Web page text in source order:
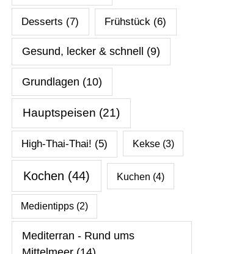
Desserts (7) Frühstück (6)
Gesund, lecker & schnell (9)
Grundlagen (10)
Hauptspeisen (21)
High-Thai-Thai! (5) Kekse(3)
Kochen (44) Kuchen (4)
Medientipps (2)
Mediterran - Rund ums